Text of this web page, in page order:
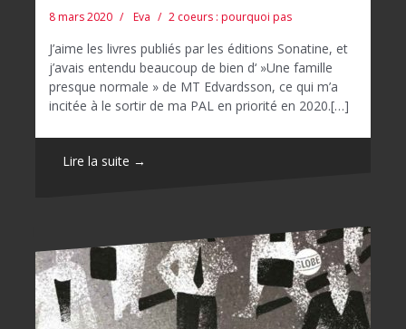
8 mars 2020 Eva 2 coeurs : pourquoi pas
J’aime les livres publiés par les éditions Sonatine, et
j’avais entendu beaucoup de bien d‘ »Une famille
presque normale » de MT Edvardsson, ce qui m’a
incitée à le sortir de ma PAL en priorité en 2020.[…]
Lire la suite →